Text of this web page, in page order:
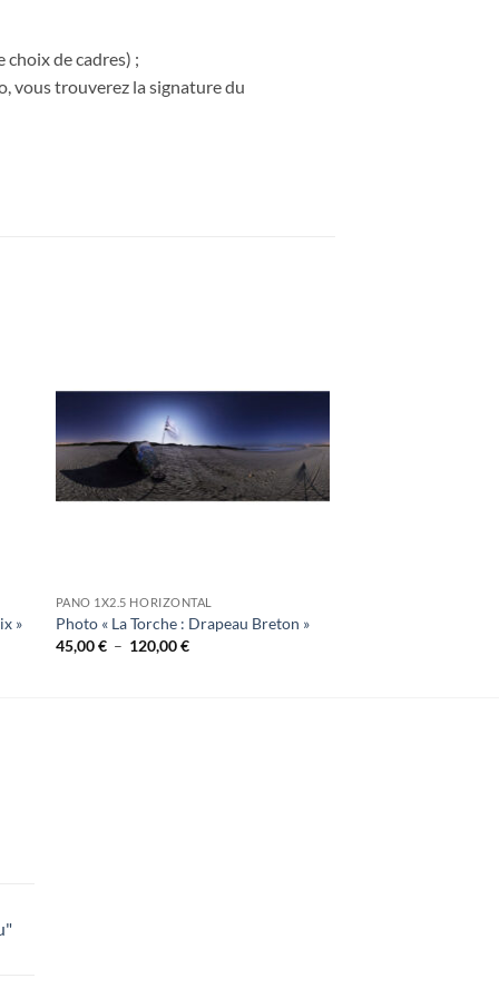
de cadres) ;
vous trouverez la signature du
»
PANO 1X2.5 HORIZONTAL
Photo « La Torche : Drapeau Breton »
45,00€ – 120,00€Plage
:
€